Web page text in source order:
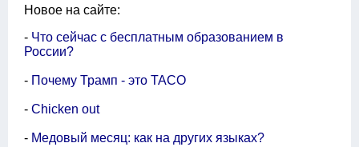
равнодушным
Новое на сайте:
- Что сейчас с бесплатным образованием в
России?
- Почему Трамп - это TACO
- Chicken out
- Медовый месяц: как на других языках?